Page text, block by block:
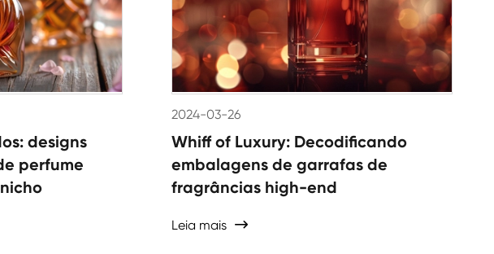
designs
perfume
2024-03-26
Whiff of Luxury: Decodificando
embalagens de garrafas de
fragrâncias high-end
Leia mais 